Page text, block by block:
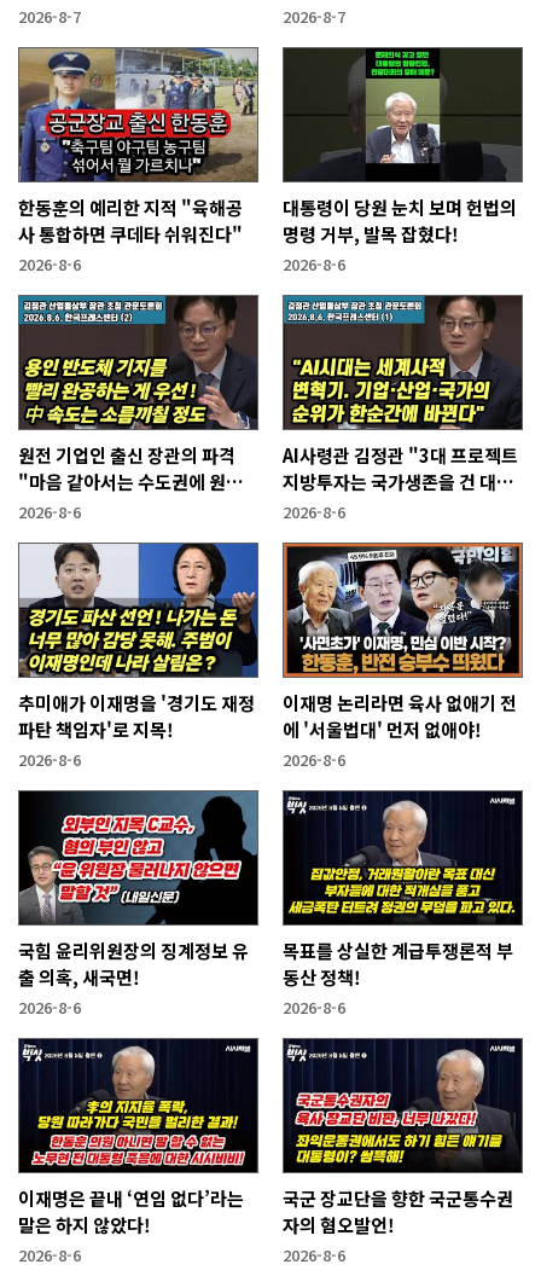
2026-8-7 2026-8-7
한동훈의 예리한 지적 "육해공
사 통합하면 쿠데타 쉬워진다"
2026-8-6
대통령이 당원 눈치 보며 헌법의
명령 거부, 발목 잡혔다!
2026-8-6
원전 기업인 출신 장관의 파격
"마음 같아서는 수도권에 원전
짓고싶다"
2026-8-6
AI사령관 김정관 "3대 프로젝트
지방투자는 국가생존을 건 대전
략"
2026-8-6
추미애가 이재명을 '경기도 재정
파탄 책임자'로 지목!
2026-8-6
이재명 논리라면 육사 없애기 전
에 '서울법대' 먼저 없애야!
2026-8-6
국힘 윤리위원장의 징계정보 유
출 의혹, 새국면!
2026-8-6
목표를 상실한 계급투쟁론적 부
동산 정책!
2026-8-6
이재명은 끝내 ‘연임 없다’라는
말은 하지 않았다!
2026-8-6
국군 장교단을 향한 국군통수권
자의 혐오발언!
2026-8-6